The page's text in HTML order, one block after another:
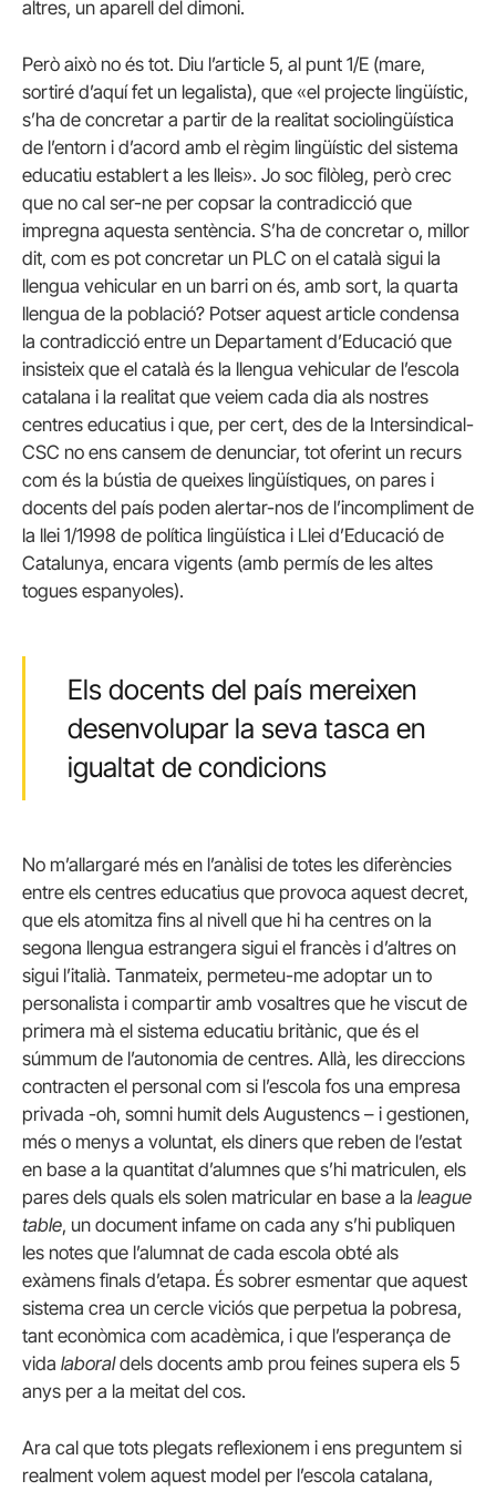
altres, un aparell del dimoni.
Però això no és tot. Diu l’article 5, al punt 1/E (mare,
sortiré d’aquí fet un legalista), que «el projecte lingüístic,
s’ha de concretar a partir de la realitat sociolingüística
de l’entorn i d’acord amb el règim lingüístic del sistema
educatiu establert a les lleis». Jo soc filòleg, però crec
que no cal ser-ne per copsar la contradicció que
impregna aquesta sentència. S’ha de concretar o, millor
dit, com es pot concretar un PLC on el català sigui la
llengua vehicular en un barri on és, amb sort, la quarta
llengua de la població? Potser aquest article condensa
la contradicció entre un Departament d’Educació que
insisteix que el català és la llengua vehicular de l’escola
catalana i la realitat que veiem cada dia als nostres
centres educatius i que, per cert, des de la Intersindical-
CSC no ens cansem de denunciar, tot oferint un recurs
com és la bústia de queixes lingüístiques, on pares i
docents del país poden alertar-nos de l’incompliment de
la llei 1/1998 de política lingüística i Llei d’Educació de
Catalunya, encara vigents (amb permís de les altes
togues espanyoles).
Els docents del país mereixen
desenvolupar la seva tasca en
igualtat de condicions
No m’allargaré més en l’anàlisi de totes les diferències
entre els centres educatius que provoca aquest decret,
que els atomitza fins al nivell que hi ha centres on la
segona llengua estrangera sigui el francès i d’altres on
sigui l’italià. Tanmateix, permeteu-me adoptar un to
personalista i compartir amb vosaltres que he viscut de
primera mà el sistema educatiu britànic, que és el
súmmum de l’autonomia de centres. Allà, les direccions
contracten el personal com si l’escola fos una empresa
privada -oh, somni humit dels Augustencs – i gestionen,
més o menys a voluntat, els diners que reben de l’estat
en base a la quantitat d’alumnes que s’hi matriculen, els
pares dels quals els solen matricular en base a la league
table, un document infame on cada any s’hi publiquen
les notes que l’alumnat de cada escola obté als
exàmens finals d’etapa. És sobrer esmentar que aquest
sistema crea un cercle viciós que perpetua la pobresa,
tant econòmica com acadèmica, i que l’esperança de
vida laboraldels docents amb prou feines supera els 5
anys per a la meitat del cos.
Ara cal que tots plegats reflexionem i ens preguntem si
realment volem aquest model per l’escola catalana,